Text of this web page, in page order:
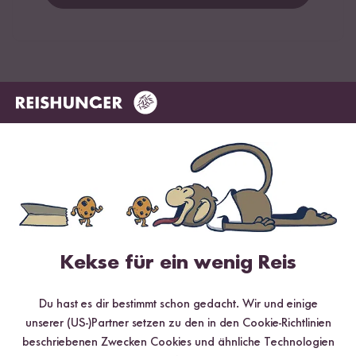
HilfreichsteNeuesteHöchste Bewertung
sehr lecker und knusprig... immer wieder...
Kekse für ein wenig Reis
Du hast es dir bestimmt schon gedacht. Wir und einige
unserer (US-)Partner setzen zu den in den Cookie-Richtlinien
beschriebenen Zwecken Cookies und ähnliche Technologien